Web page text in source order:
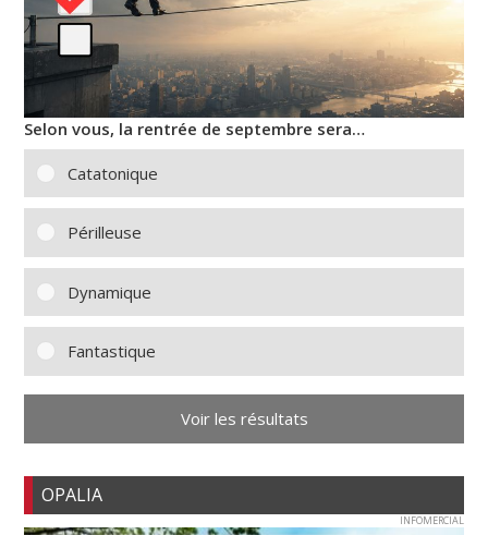
Selon vous, la rentrée de septembre sera…
Catatonique
Périlleuse
Dynamique
Fantastique
Voir les résultats
OPALIA
INFOMERCIAL